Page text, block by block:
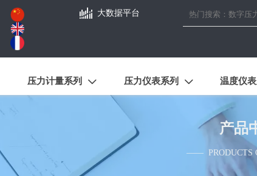
 大数据平台
压力计量系列  压力仪表系列  温度仪
产品
——